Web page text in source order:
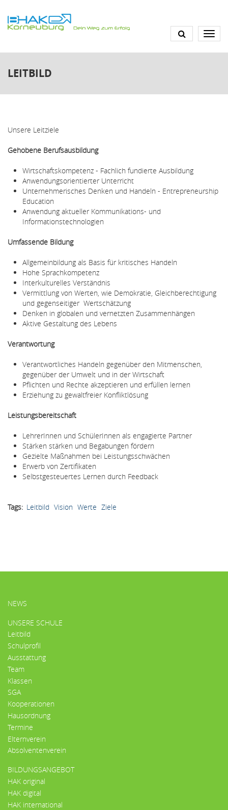
zum
Inhalt
LEITBILD
Unsere Leitziele
Gehobene Berufsausbildung
Wirtschaftskompetenz - Fachlich fundierte Ausbildung
Anwendungsorientierter Unterricht
Unternehmerisches Denken und Handeln - Entrepreneurship
Education
Anwendung aktueller Kommunikations- und
Informationstechnologien
Umfassende Bildung
Allgemeinbildung als Basis für kritisches Handeln
Hohe Sprachkompetenz
Interkulturelles Verständnis
Vermittlung von Werten, wie Demokratie, Gleichberechtigung
und gegenseitiger Wertschätzung
Denken in globalen und vernetzten Zusammenhängen
Aktive Gestaltung des Lebens
Verantwortung
Verantwortliches Handeln gegenüber den Mitmenschen,
gegenüber der Umwelt und in der Wirtschaft
Pflichten und Rechte akzeptieren und erfüllen lernen
Erziehung zu gewaltfreier Konfliktlösung
Leistungsbereitschaft
LehrerInnen und SchülerInnen als engagierte Partner
Stärken stärken und Begabungen fördern
Gezielte Maßnahmen bei Leistungsschwächen
Erwerb von Zertifikaten
Selbstgesteuertes Lernen durch Feedback
Tags Leitbild Vision Werte Ziele
HAUPTMENÜ
NEWS
UNSERE SCHULE
Leitbild
Schulprofil
Ausstattung
Team
Klassen
SGA
Kooperationen
Hausordnung
Termine
Elternverein
Absolventenverein
BILDUNGSANGEBOT
HAK original
HAK digital
HAK international